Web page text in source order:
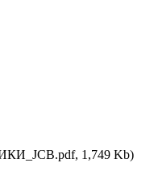
1,749 Kb)